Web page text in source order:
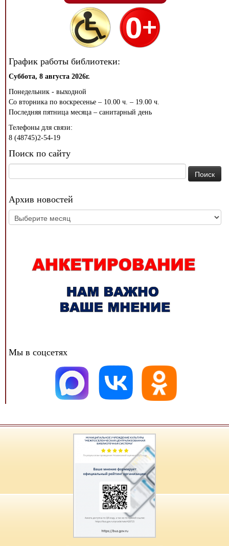
График работы библиотеки:
Суббота, 8 августа 2026г.
Понедельник - выходной
Со вторника по воскресенье – 10.00 ч. – 19.00 ч.
Последняя пятница месяца – санитарный день
Телефоны для связи:
8 (48745)2-54-19
Поиск по сайту
Архив новостей
Архив
новостей
Мы в соцсетях